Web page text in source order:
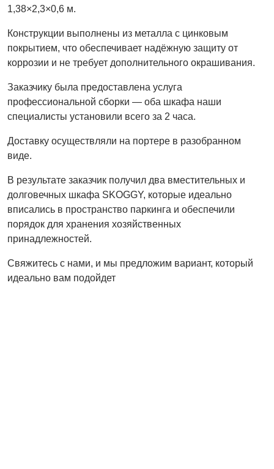
1,38×2,3×0,6 м.
Конструкции выполнены из металла с цинковым
покрытием, что обеспечивает надёжную защиту от
коррозии и не требует дополнительного окрашивания.
Заказчику была предоставлена услуга
профессиональной сборки — оба шкафа наши
специалисты установили всего за 2 часа.
Доставку осуществляли на портере в разобранном
виде.
В результате заказчик получил два вместительных и
долговечных шкафа SKOGGY, которые идеально
вписались в пространство паркинга и обеспечили
порядок для хранения хозяйственных
принадлежностей.
Свяжитесь с нами, и мы предложим вариант, который
идеально вам подойдет